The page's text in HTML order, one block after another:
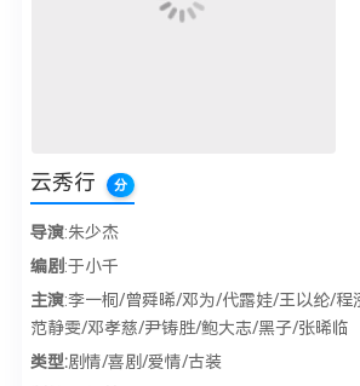
云秀行 分
导演:朱少杰
编剧:于小千
主演:李一桐/曾舜晞/邓为/代露娃/王以纶/程
范静雯/邓孝慈/尹铸胜/鲍大志/黑子/张晞临
类型:剧情/喜剧/爱情/古装